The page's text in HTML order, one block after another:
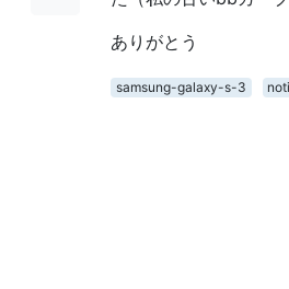
ありがとう
samsung-galaxy-s-3